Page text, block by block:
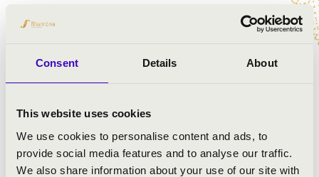
Consent Details About
This website uses cookies
We use cookies to personalise content and ads, to
provide social media features and to analyse our traffic.
We also share information about your use of our site with
Erkel: Bánk bán - Bánk és Melinda kettőse
Erkel: Hunyadi László, Áldjon meg Isten
álmodtam megint
Gershwin: Lady be good
Monnot: Himnusz a szerelemről